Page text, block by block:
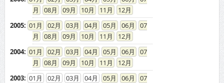
08
09 10 11
12
2005: 01 02 03 04 05 06
07
08
09 10 11
12
2004: 01 02 03 04 05 06
07
08
09 10 11
12
2003: 01 02 03 04 05 06
07